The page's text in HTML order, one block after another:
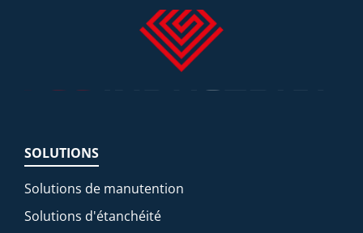
SOLUTIONS
Solutions de manutention
Solutions d'étanchéité